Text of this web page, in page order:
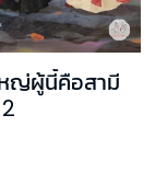
ญ่ผู้นี้คือสามี